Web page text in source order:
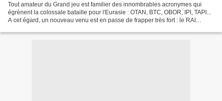
Tout amateur du Grand jeu est familier des innombrables acronymes qui
égrènent la colossale bataille pour l'Eurasie : OTAN, BTC, OBOR, IPI, TAPI...
A cet égard, un nouveau venu est en passe de frapper très fort : le RAI